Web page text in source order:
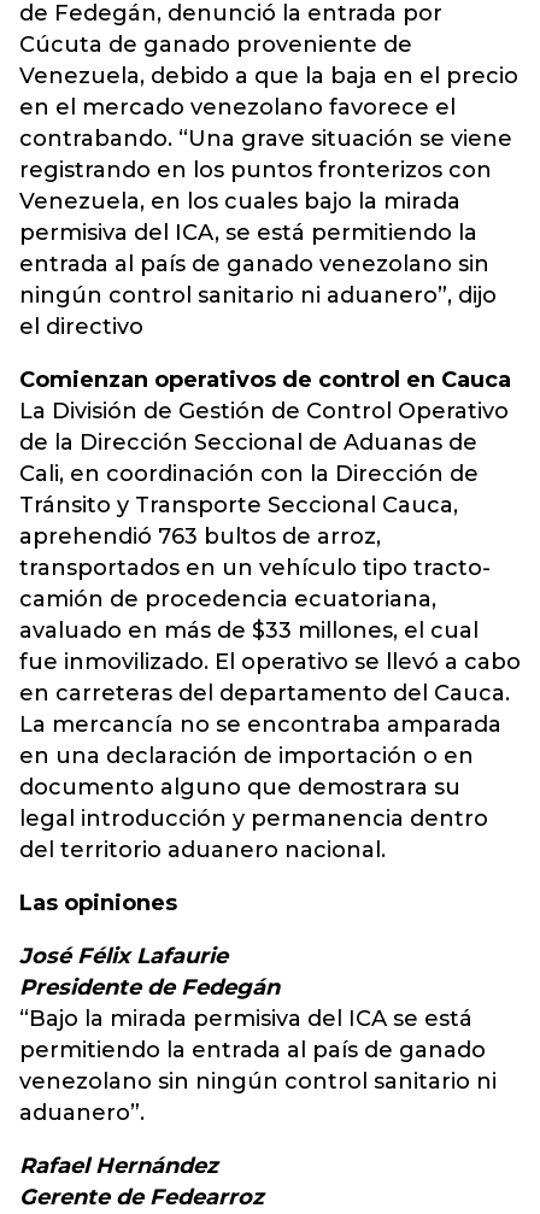
de Fedegán, denunció la entrada por
Cúcuta de ganado proveniente de
Venezuela, debido a que la baja en el precio
en el mercado venezolano favorece el
contrabando. “Una grave situación se viene
registrando en los puntos fronterizos con
Venezuela, en los cuales bajo la mirada
permisiva del ICA, se está permitiendo la
entrada al país de ganado venezolano sin
ningún control sanitario ni aduanero”, dijo
el directivo
Comienzan operativos de control en Cauca
La División de Gestión de Control Operativo
de la Dirección Seccional de Aduanas de
Cali, en coordinación con la Dirección de
Tránsito y Transporte Seccional Cauca,
aprehendió 763 bultos de arroz,
transportados en un vehículo tipo tracto-
camión de procedencia ecuatoriana,
avaluado en más de $33 millones, el cual
fue inmovilizado. El operativo se llevó a cabo
en carreteras del departamento del Cauca.
La mercancía no se encontraba amparada
en una declaración de importación o en
documento alguno que demostrara su
legal introducción y permanencia dentro
del territorio aduanero nacional.
Las opiniones
José Félix Lafaurie
Presidente de Fedegán
“Bajo la mirada permisiva del ICA se está
permitiendo la entrada al país de ganado
venezolano sin ningún control sanitario ni
aduanero”.
Rafael Hernández
Gerente de Fedearroz